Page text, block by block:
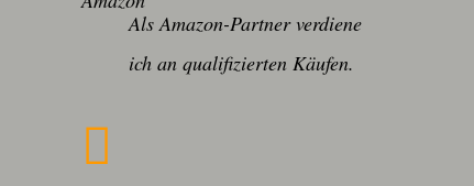
Als Amazon-Partner verdiene
ich an qualifizierten Käufen.